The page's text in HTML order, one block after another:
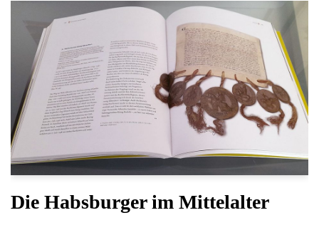
Die Habsburger im Mittelalter